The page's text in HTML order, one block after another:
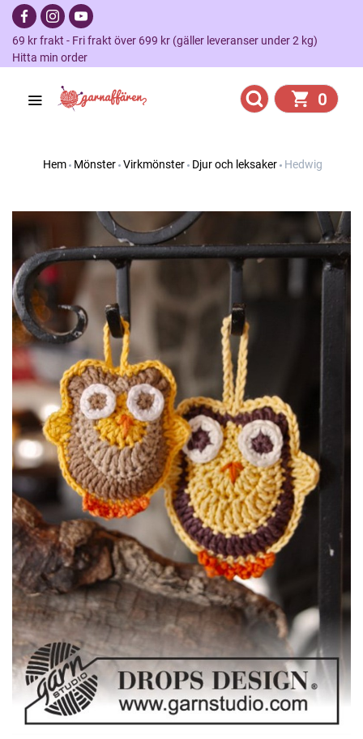
69 kr frakt - Fri frakt över 699 kr (gäller leveranser under 2 kg)
Hitta min order
0
Hem Mönster Virkmönster Djur och leksaker Hedwig